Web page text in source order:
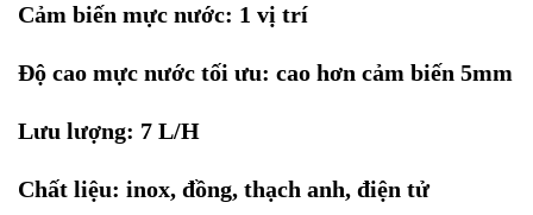
Cảm biến mực nước: 1 vị trí
Độ cao mực nước tối ưu: cao hơn cảm biến 5mm
Lưu lượng: 7 L/H
Chất liệu: inox, đồng, thạch anh, điện tử